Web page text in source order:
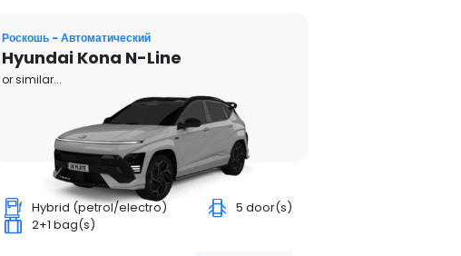
Роскошь - Автоматический
Hyundai Kona N-Line
or similar...
Hybrid (petrol/electro)
5 door(s)
2+1 bag(s)